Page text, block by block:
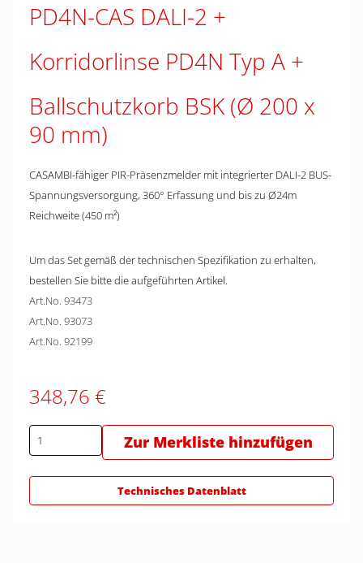
PD4N-CAS DALI-2
Korridorlinse PD4N Typ A
Ballschutzkorb BSK (Ø 200 x
90 mm)
CASAMBI-fähiger PIR-Präsenzmelder mit integrierter DALI-2 BUS-
Spannungsversorgung, 360° Erfassung und bis zu Ø24m
Reichweite (450 m²)
Um das Set gemäß der technischen Spezifikation zu erhalten,
bestellen Sie bitte die aufgeführten Artikel.
Art.No. 93473
Art.No. 93073
Art.No. 92199
348,76 €
Zur Merkliste hinzufügen
Technisches Datenblatt